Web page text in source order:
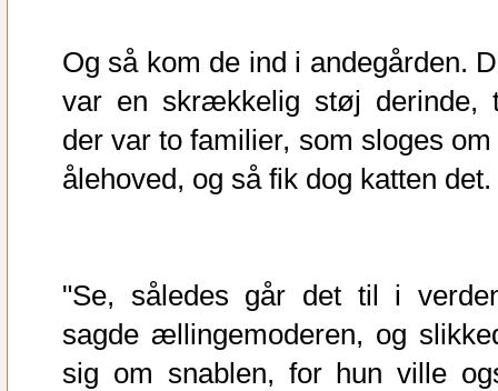
Og så kom de ind i andegården.
var en skrækkelig støj derinde,
der var to familier, som sloges om
ålehoved, og så fik dog katten det.
"Se, således går det til i
sagde ællingemoderen, og
sig om snablen, for hun ville